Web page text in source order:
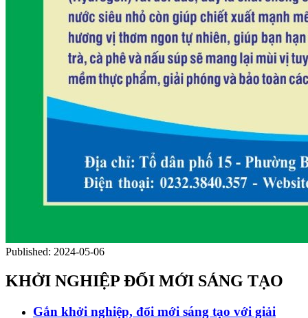
Published: 2024-05-06
KHỞI NGHIỆP ĐỔI MỚI SÁNG TẠO
Gắn khởi nghiệp, đổi mới sáng tạo với giải